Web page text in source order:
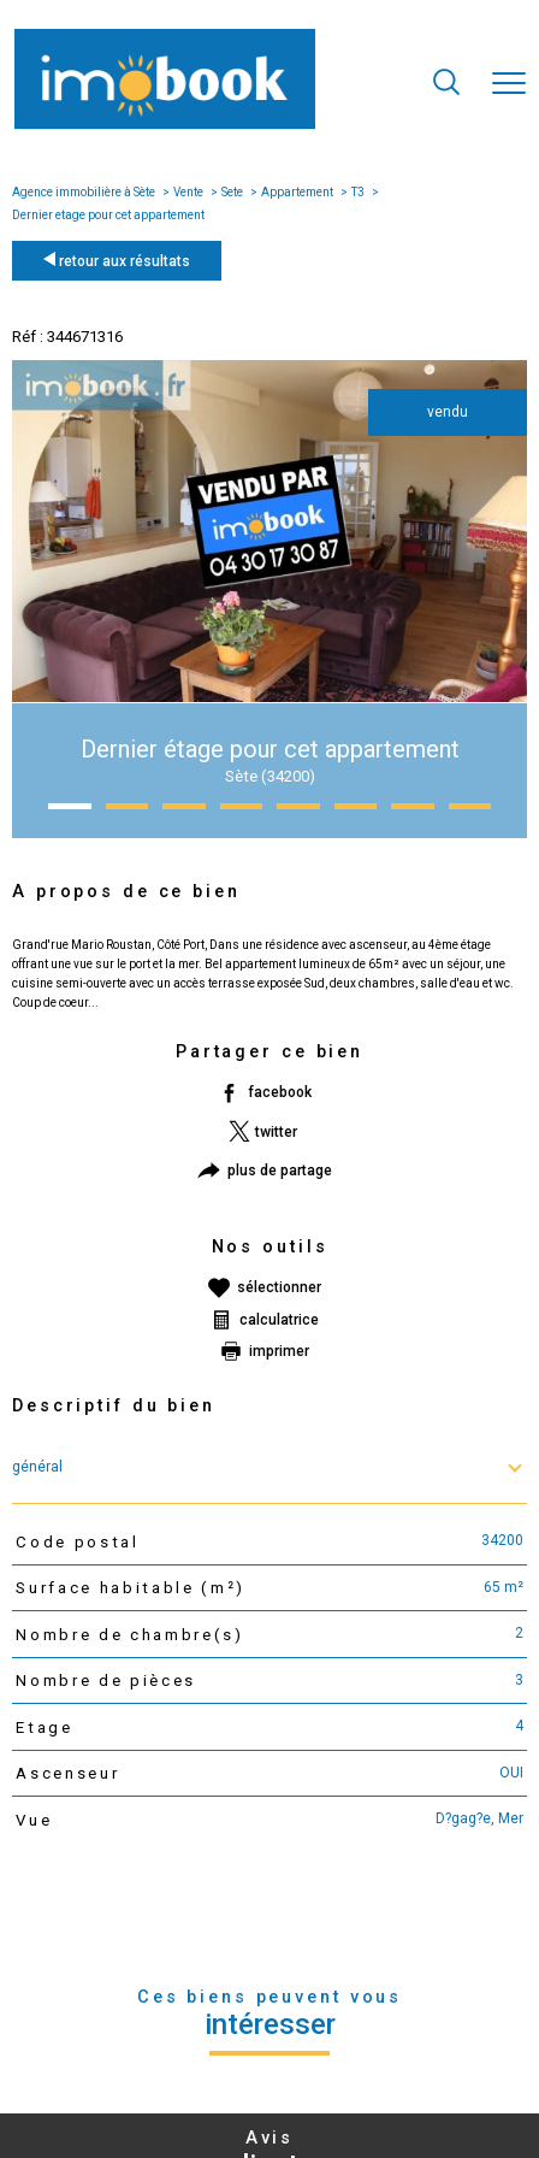
Agence immobilière à Sète Vente Sete Appartement
T3
Dernier etage pour cet appartement
retour aux résultats
Réf : 344671316
vendu
Dernier étage pour cet appartement
Sète (34200)
A propos de ce bien
Grand'rue Mario Roustan, Côté Port, Dans une résidence avec ascenseur, au 4ème étage
offrant une vue sur le port et la mer. Bel appartement lumineux de 65m² avec un séjour, une
cuisine semi-ouverte avec un accès terrasse exposée Sud, deux chambres, salle d'eau et wc.
Partager ce bien
facebook
twitter
plus de partage
Nos outils
sélectionner
calculatrice
imprimer
Descriptif du bien
général
TRAD_PAMPERO_Caracteristique
Code postal 34200
Surface habitable (m²) 65 m²
Nombre de chambre(s) 2
Nombre de pièces 3
Etage 4
Ascenseur OUI
Vue D?gag?e, Mer
Ces biens peuvent vous
intéresser
Avis